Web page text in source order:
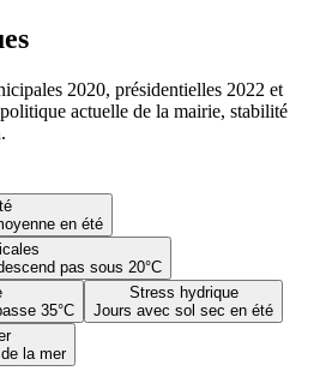
en été
pas sous 20°C
35°C
Stress hydrique
Jours avec sol sec en été
la mer
2020, présidentielles 2022 et
actuelle de la mairie, stabilité